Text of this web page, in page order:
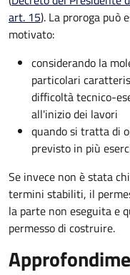
art. 15). La proroga può
motivato:
considerando la
particolari
difficoltà tecnico-
all'inizio dei lavori
quando si tratta di
previsto in più
Se invece non è stata
termini stabiliti, il
la parte non eseguita e
permesso di costruire.